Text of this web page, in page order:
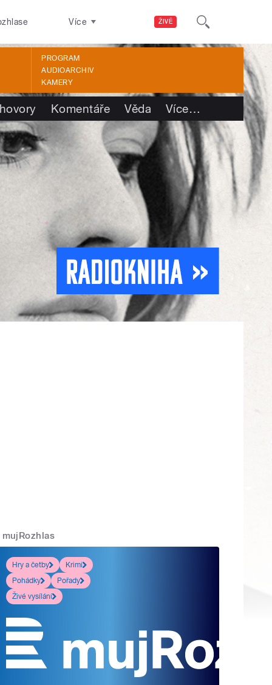
ŽIVĚ
Více
PROGRAM
AUDIOARCHIV
KAMERY
Komentáře Věda Více…
mujRozhlas
Hry a četby
Krimi
Pohádky
Pořady
Živé vysílání